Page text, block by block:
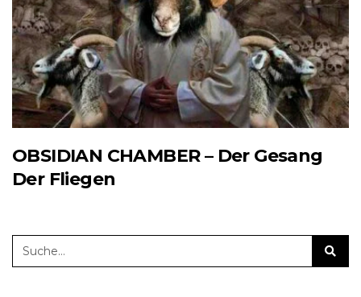
OBSIDIAN CHAMBER – Der Gesang
Der Fliegen